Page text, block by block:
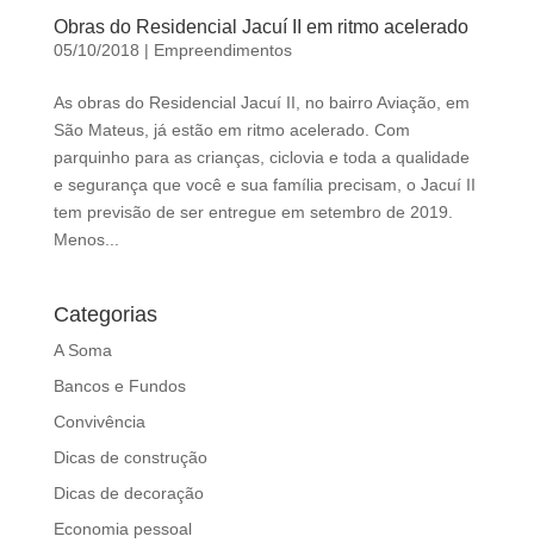
l
d
e
l
e
f
t
b
n
k
Obras do Residencial Jacuí II em ritmo acelerado
05/10/2018 | Empreendimentos
As obras do Residencial Jacuí II, no bairro Aviação, em
São Mateus, já estão em ritmo acelerado. Com
parquinho para as crianças, ciclovia e toda a qualidade
e segurança que você e sua família precisam, o Jacuí II
tem previsão de ser entregue em setembro de 2019.
Menos...
Categorias
A Soma
Bancos e Fundos
Convivência
Dicas de construção
Dicas de decoração
Economia pessoal